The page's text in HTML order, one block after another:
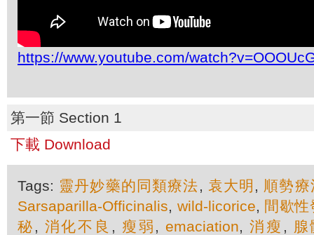
https://www.youtube.com/
第一節 Section 1
下載 Download
Tags: 靈丹妙藥的同類療法, 袁大明 , 順勢療
Sarsaparilla-Officinalis, wild-licorice, 間歇性
秘 , 消化不良 , 瘦弱 , emaciation,消瘦 ,